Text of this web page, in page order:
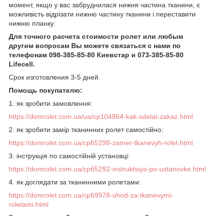
момент, якщо у вас забруднилася нижня частина тканини, є
можливість відрізати нижню частину тканини і переставити
нижню планку.
Для точного расчета стоимости ролет или любым
другим вопросам Вы можете связаться с нами по
телефонам 098-385-85-80 Киевстар и 073-385-85-80
Lifecell.
Срок изготовления 3-5 дней.
Помощь покупателю:
1.
як зробити замовлення:
https://domrolet.com.ua/ua/cp104864-kak-sdelat-zakaz.html
2. як зробити замір тканинних ролет самостійно:
https://domrolet.com.ua/cp65298-zamer-tkanevyh-rolet.html
3. інструкція по самостійній установці:
https://domrolet.com.ua/cp65292-instruktsiya-po-ustanovke.html
4. як доглядати за тканинними ролетами:
https://domrolet.com.ua/cp69978-uhod-za-tkanevymi-
roletami.html